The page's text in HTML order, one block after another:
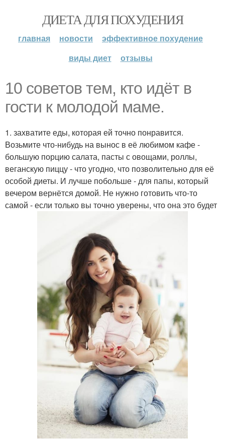
ДИЕТА ДЛЯ ПОХУДЕНИЯ
главная новости
эффективное похудение
виды диет
отзывы
10 советов тем, кто идёт в
гости к молодой маме.
1. захватите еды, которая ей точно понравится.
Возьмите что-нибудь на вынос в её любимом кафе -
большую порцию салата, пасты с овощами, роллы,
веганскую пиццу - что угодно, что позволительно для её
особой диеты. И лучше побольше - для папы, который
вечером вернётся домой. Не нужно готовить что-то
самой - если только вы точно уверены, что она это будет